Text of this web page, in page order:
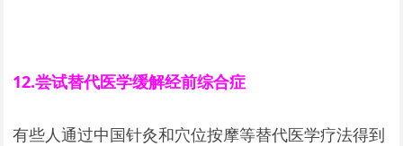
12.尝试替代医学缓解经前综合症
有些人通过中国针灸和穴位按摩等替代医学疗法得到